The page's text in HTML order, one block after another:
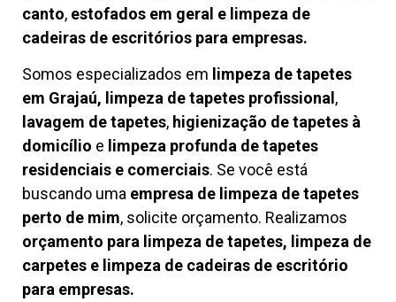
canto, estofados em geral e limpeza de
cadeiras de escritórios para empresas.
Somos especializados em limpeza de tapetes
em Grajaú, limpeza de tapetes profissional ,
lavagem de tapetes, higienização de tapetes à
domicílio e limpeza profunda de tapetes
residenciais e comerciais. Se você está
buscando uma empresa de limpeza de tapetes
perto de mim, solicite orçamento. Realizamos
orçamento para limpeza de tapetes, limpeza de
carpetes e limpeza de cadeiras de escritório
para empresas.